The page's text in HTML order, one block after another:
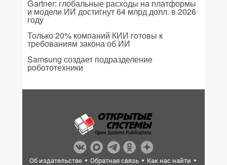
Gartner: глобальные расходы на платформы
и модели ИИ достигнут 64 млрд долл. в 2026
году
Только 20% компаний КИИ готовы к
требованиям закона об ИИ
Samsung создает подразделение
робототехники
Об издательстве Обратная связь
Как нас найти